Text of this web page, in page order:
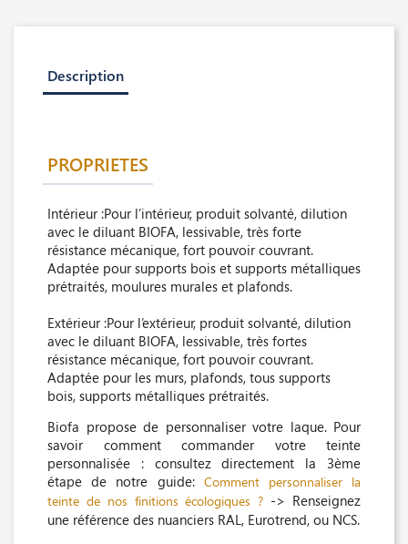
Description
PROPRIETES
Intérieur :Pour l’intérieur, produit solvanté, dilution
avec le diluant BIOFA, lessivable, très forte
résistance mécanique, fort pouvoir couvrant.
Adaptée pour supports bois et supports métalliques
prétraités, moulures murales et plafonds.
Extérieur :Pour l’extérieur, produit solvanté, dilution
avec le diluant BIOFA, lessivable, très fortes
résistance mécanique, fort pouvoir couvrant.
Adaptée pour les murs, plafonds, tous supports
bois, supports métalliques prétraités.
Biofa propose de personnaliser votre laque. Pour
savoir comment commander votre teinte
personnalisée : consultez directement la 3ème
étape de notre guide: Comment personnaliser la
teinte de nos finitions écologiques ? -> Renseignez
une référence des nuanciers RAL, Eurotrend, ou NCS.